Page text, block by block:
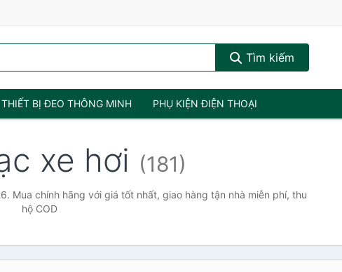
Tìm kiếm
THIẾT BỊ ĐEO THÔNG MINH PHỤ KIỆN ĐIỆN THOẠI
xe hơi (181)
Mua chính hãng với giá tốt nhất, giao hàng tận nhà miễn phí, thu
hộ COD